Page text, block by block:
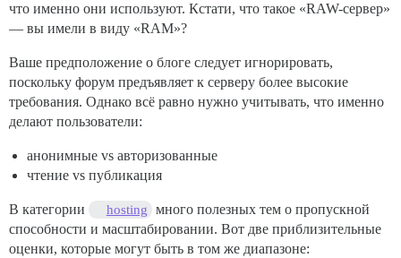
что именно они используют. Кстати, что такое «RAW-сервер»
— вы имели в виду «RAM»?
Ваше предположение о блоге следует игнорировать,
поскольку форум предъявляет к серверу более высокие
требования. Однако всё равно нужно учитывать, что именно
делают пользователи:
анонимные vs авторизованные
чтение vs публикация
В категории hosting
много полезных тем о пропускной
способности и масштабировании. Вот две приблизительные
оценки, которые могут быть в том же диапазоне: